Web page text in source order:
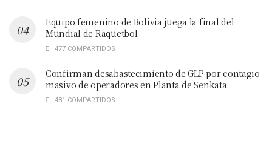
Equipo femenino de Bolivia juega la final del
Mundial de Raquetbol
477 COMPARTIDOS
Confirman desabastecimiento de GLP por contagio
masivo de operadores en Planta de Senkata
481 COMPARTIDOS